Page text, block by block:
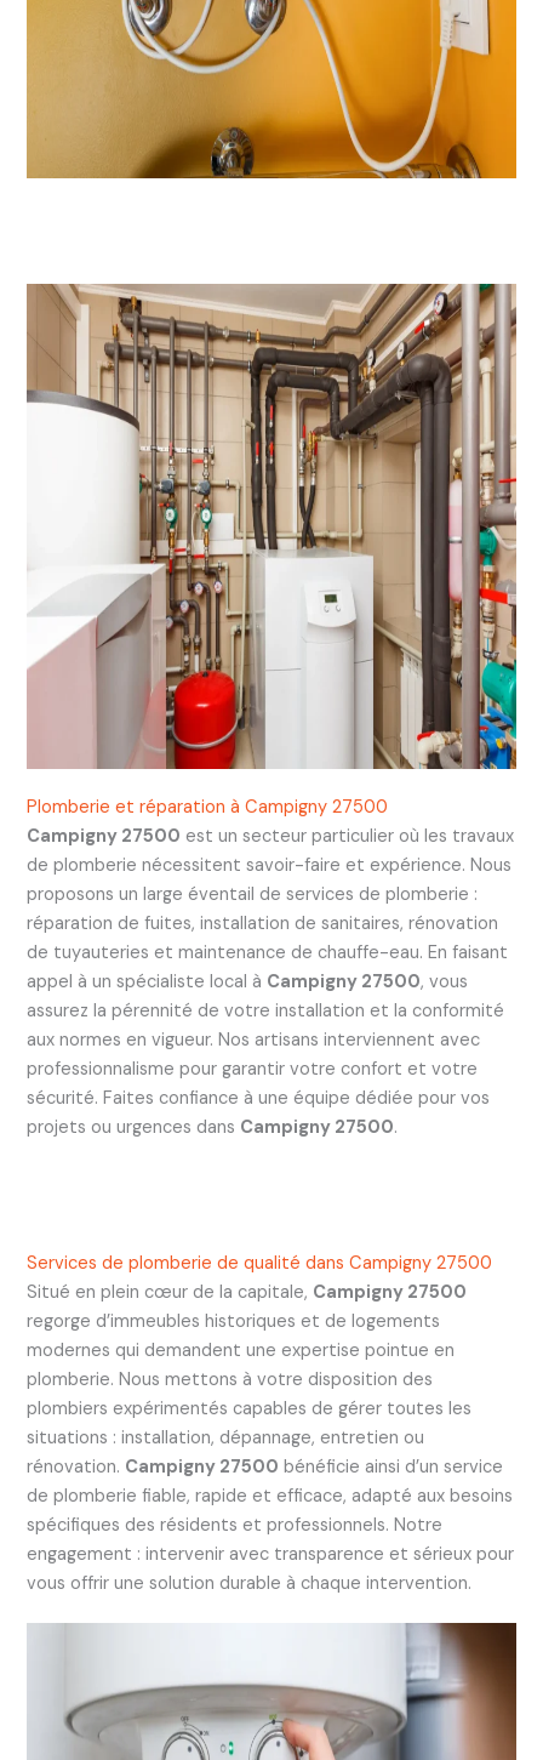
Plomberie et réparation à Campigny 27500
Campigny 27500 est un secteur particulier où les travaux
de plomberie nécessitent savoir-faire et expérience. Nous
proposons un large éventail de services de plomberie :
réparation de fuites, installation de sanitaires, rénovation
de tuyauteries et maintenance de chauffe-eau. En faisant
appel à un spécialiste local à Campigny 27500, vous
assurez la pérennité de votre installation et la conformité
aux normes en vigueur. Nos artisans interviennent avec
professionnalisme pour garantir votre confort et votre
sécurité. Faites confiance à une équipe dédiée pour vos
projets ou urgences dans Campigny 27500.
Services de plomberie de qualité dans Campigny 27500
Situé en plein cœur de la capitale, Campigny 27500
regorge d’immeubles historiques et de logements
modernes qui demandent une expertise pointue en
plomberie. Nous mettons à votre disposition des
plombiers expérimentés capables de gérer toutes les
situations : installation, dépannage, entretien ou
rénovation. Campigny 27500 bénéficie ainsi d’un service
de plomberie fiable, rapide et efficace, adapté aux besoins
spécifiques des résidents et professionnels. Notre
engagement : intervenir avec transparence et sérieux pour
vous offrir une solution durable à chaque intervention.